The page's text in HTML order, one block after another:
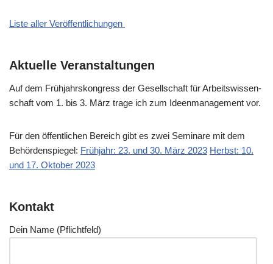
Liste aller Veröffentlichungen
Aktuelle Veranstaltungen
Auf dem Früh­jahrs­kon­gress der Gesell­schaft für Arbeits­wis­sen­
schaft vom 1. bis 3. März tra­ge ich zum Ideen­ma­nage­ment vor.
Für den öffent­li­chen Bereich gibt es zwei Semi­na­re mit dem
Behör­den­spie­gel: Früh­jahr: 23. und 30. März 2023 Herbst: 10.
und 17. Okto­ber 2023
Kontakt
Dein Name (Pflicht­feld)